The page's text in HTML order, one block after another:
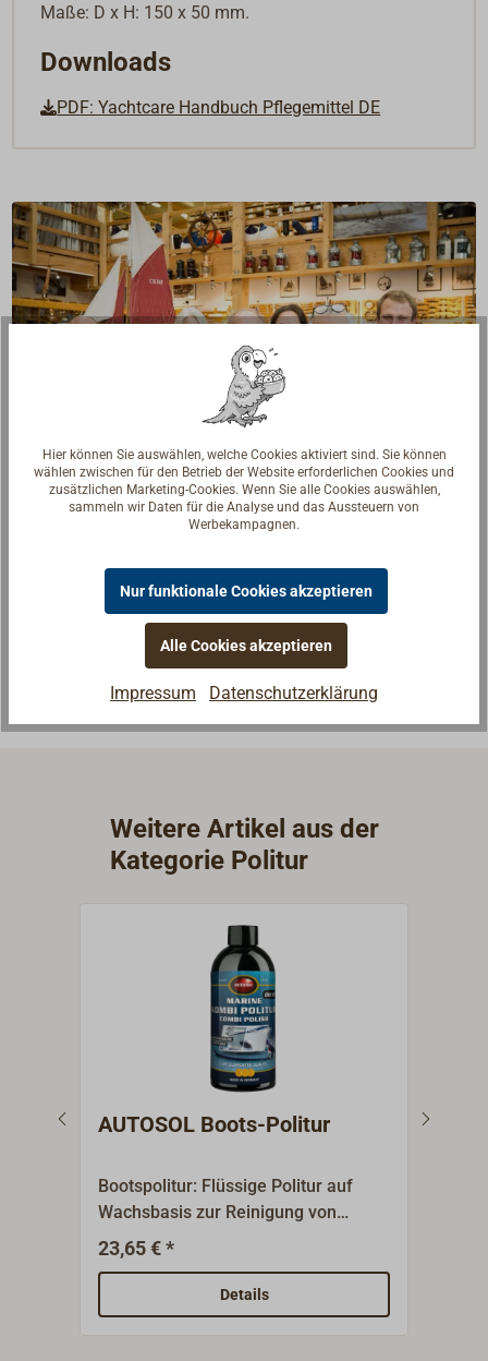
Maße: D x H: 150 x 50 mm.
Downloads
PDF: Yachtcare Handbuch Pflegemittel DE
Fragen zum Artikel?
Seglerinnen. Wir verstehen Ihre Fragen und geben die
passende Antwort.
Experten kontaktieren
Weitere Artikel aus der
Kategorie Politur
AUTOSOL Boots-Politur
Bootspolitur: Flüssige Politur auf
Wachsbasis zur Reinigung von
verwitterten Oberflächen. Das
Produkt hinterlässt nach dem
Polieren eine hochglänzende
Oberfläche.
23,65 € *
Details
Hier können Sie auswählen, welche Cookies aktiviert sind. Sie können
wählen zwischen für den Betrieb der Website erforderlichen Cookies und
zusätzlichen Marketing-Cookies. Wenn Sie alle Cookies auswählen,
sammeln wir Daten für die Analyse und das Aussteuern von
Werbekampagnen.
Nur funktionale Cookies akzeptieren
Alle Cookies akzeptieren
Impressum Datenschutzerklärung